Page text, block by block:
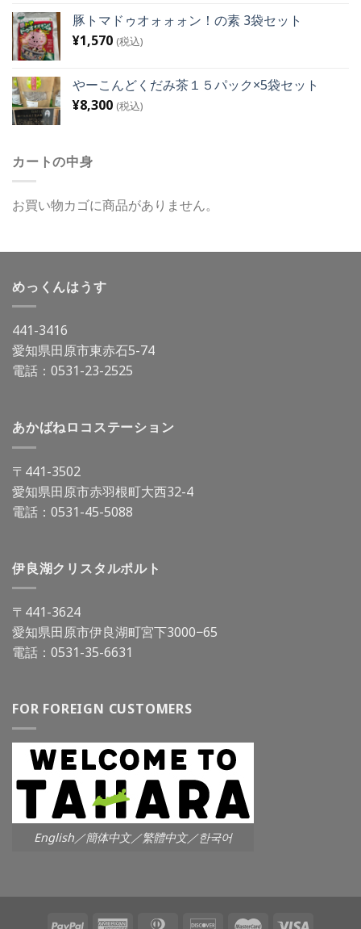
豚トマドゥオォォォン！の素 3袋セット
¥1,570 (税込)
やーこんどくだみ茶１５パック×5袋セット
¥8,300 (税込)
カートの中身
お買い物カゴに商品がありません。
めっくんはうす
441-3416
愛知県田原市東赤石5-74
電話： 0531-23-2525
あかばねロコステーション
〒441-3502
愛知県田原市赤羽根町大西32-4
電話： 0531-45-5088
伊良湖クリスタルポルト
〒441-3624
愛知県田原市伊良湖町宮下3000−65
電話： 0531-35-6631
FOR FOREIGN CUSTOMERS
English／簡体中文／繁體中文／한국어